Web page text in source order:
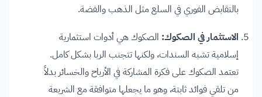
بالتقابض الفوري في السلع مثل الذهب والفضة.
الاستثمار في الصكوك: الصكوك هي أدوات استثمارية
إسلامية تشبه السندات، ولكنها تتجنب الربا بشكل كامل.
تعتمد الصكوك على فكرة المشاركة في الأرباح والخسائر بدلاً
من تلقي فوائد ثابتة، وهو ما يجعلها متوافقة مع الشريعة